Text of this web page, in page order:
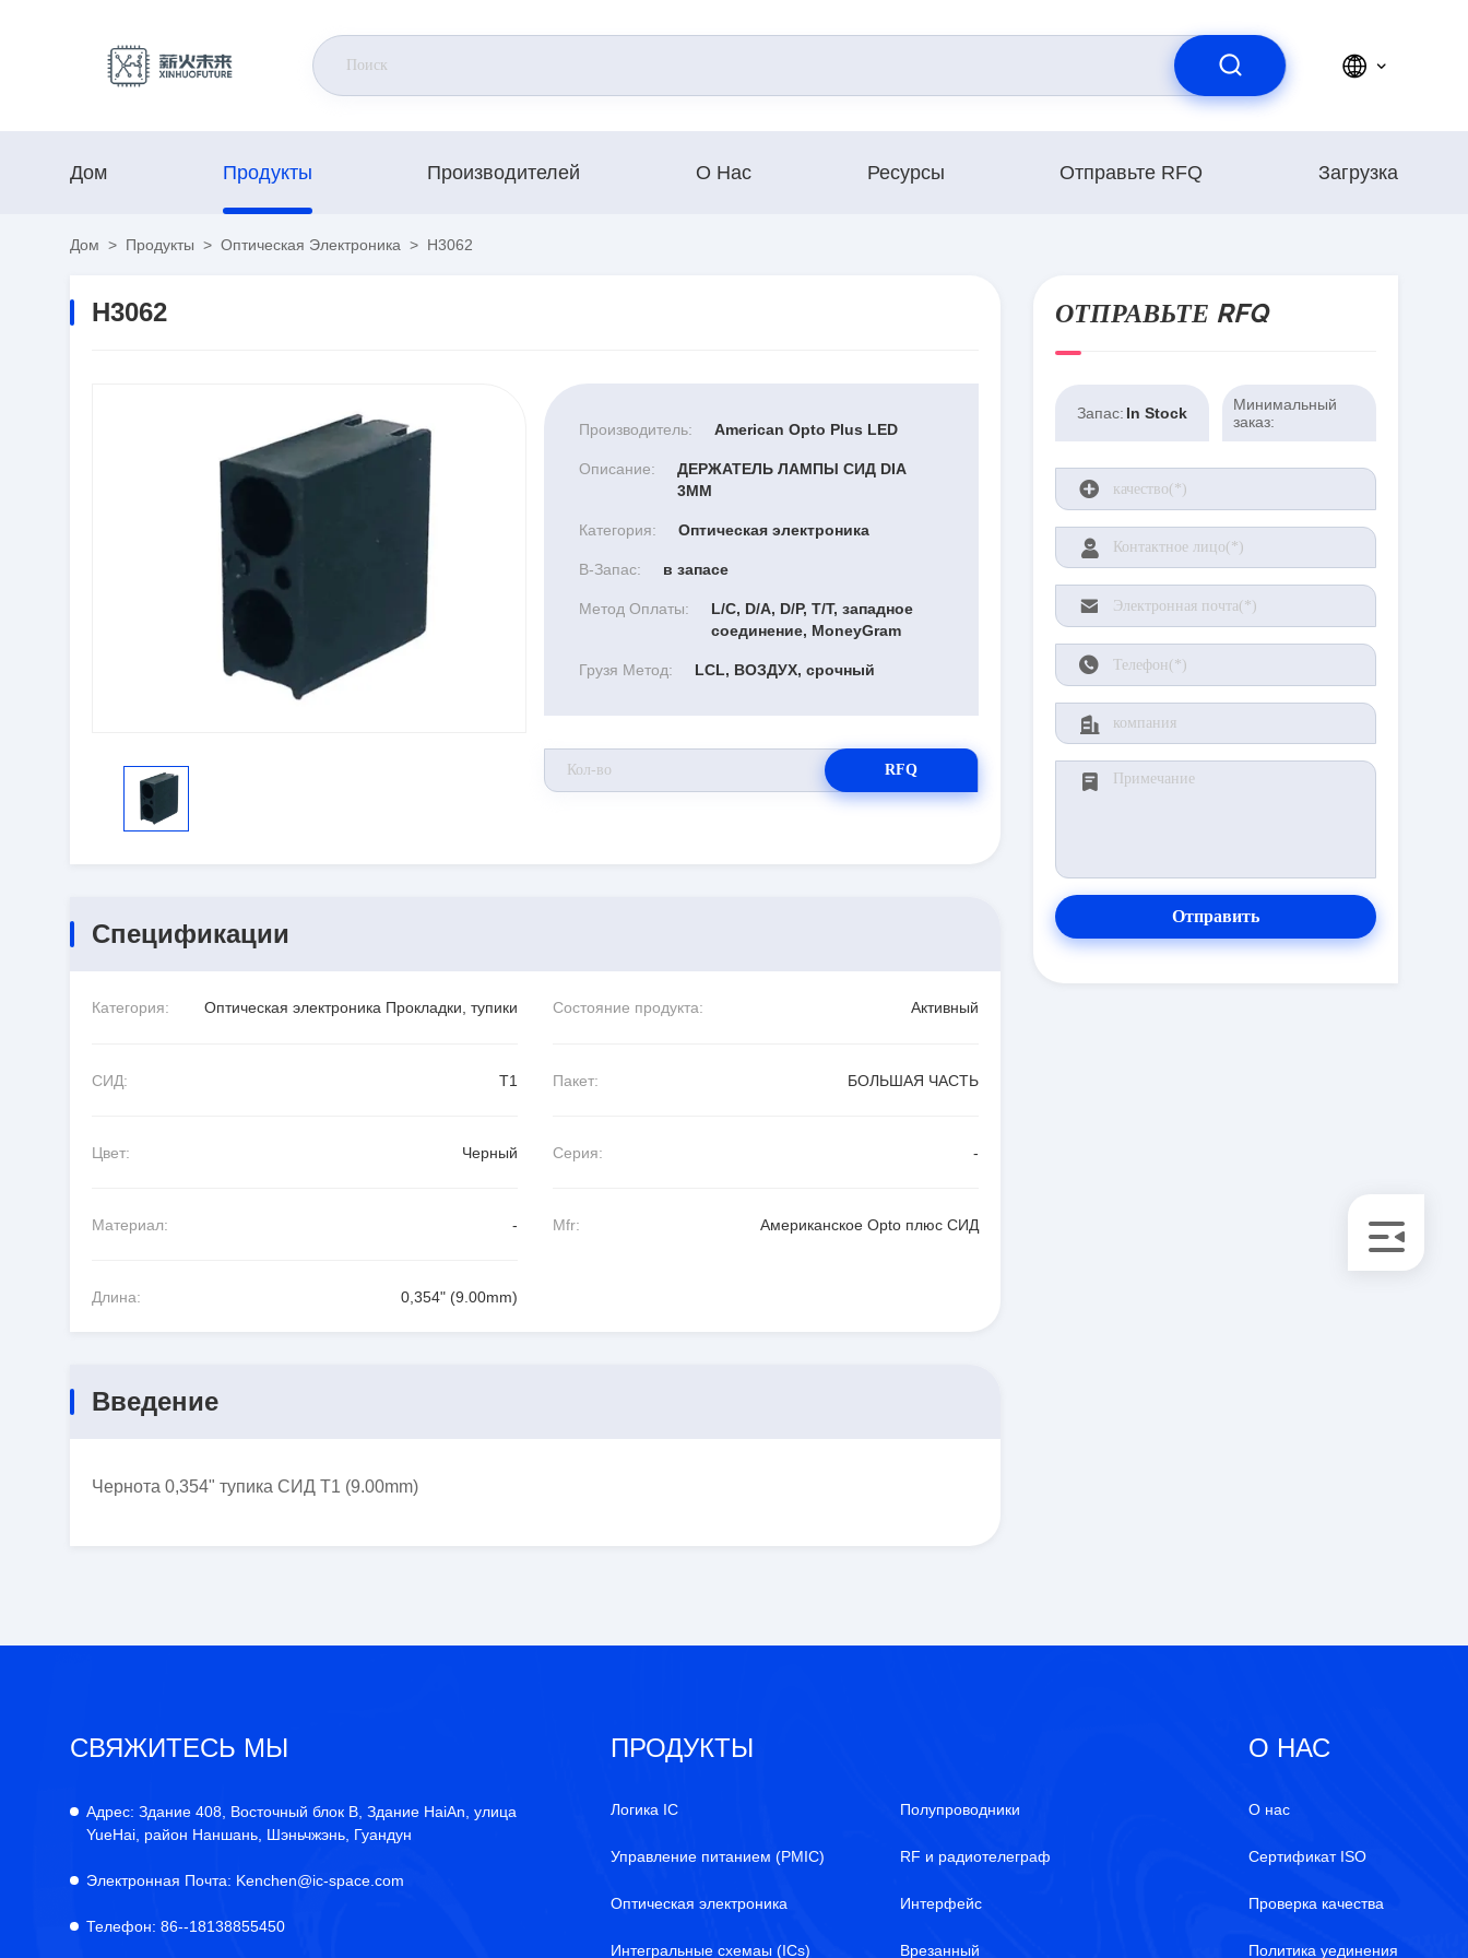
Дом Продукты Производителей О Нас Ресурсы Отправьте RFQ Загрузка
Дом > Продукты > Оптическая Электроника > H3062
H3062
Производитель: American Opto Plus LED
Описание:
ДЕРЖАТЕЛЬ ЛАМПЫ СИД DIA
3MM
Категория: Оптическая электроника
В-Запас: в запасе
Метод Оплаты:
L/C, D/A, D/P, T/T, западное
соединение, MoneyGram
Грузя Метод: LCL, ВОЗДУХ, срочный
RFQ
Спецификации
Категория: Оптическая электроника Прокладки, тупики Состояние продукта: Активный
СИД: T1 Пакет: БОЛЬШАЯ ЧАСТЬ
Цвет: Черный Серия: -
Материал: - Mfr: Американское Opto плюс СИД
Длина: 0,354" (9.00mm)
Введение
Чернота 0,354" тупика СИД T1 (9.00mm)
ОТПРАВЬТЕ RFQ
Запас: In Stock
Минимальный
заказ:
Отправить
СВЯЖИТЕСЬ МЫ
Адрес: Здание 408, Восточный блок B, Здание HaiAn, улица
YueHai, район Наншань, Шэньчжэнь, Гуандун
Электронная Почта: Kenchen@ic-space.com
Телефон: 86--18138855450
ПРОДУКТЫ
Логика IC
Управление питанием (PMIC)
Оптическая электроника
Интегральные схемаы (ICs)
Полупроводники
RF и радиотелеграф
Интерфейс
Врезанный
О НАС
О нас
Сертификат ISO
Проверка качества
Политика уединения